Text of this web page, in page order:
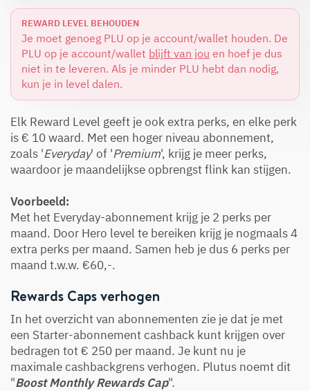
REWARD LEVEL BEHOUDEN
Je moet genoeg PLU op je account/wallet houden. De
PLU op je account/wallet blijft van jou en hoef je dus
niet in te leveren. Als je minder PLU hebt dan nodig,
kun je in level dalen.
Elk Reward Level geeft je ook extra perks, en elke perk
is € 10 waard. Met een hoger niveau abonnement,
zoals 'Everyday' of 'Premium', krijg je meer perks,
waardoor je maandelijkse opbrengst flink kan stijgen.
Voorbeeld:
Met het Everyday-abonnement krijg je 2 perks per
maand. Door Hero level te bereiken krijg je nogmaals 4
extra perks per maand. Samen heb je dus 6 perks per
maand t.w.w. €60,-.
Rewards Caps verhogen
In het overzicht van abonnementen zie je dat je met
een Starter-abonnement cashback kunt krijgen over
bedragen tot € 250 per maand. Je kunt nu je
maximale cashbackgrens verhogen. Plutus noemt dit
"Boost Monthly Rewards Cap".